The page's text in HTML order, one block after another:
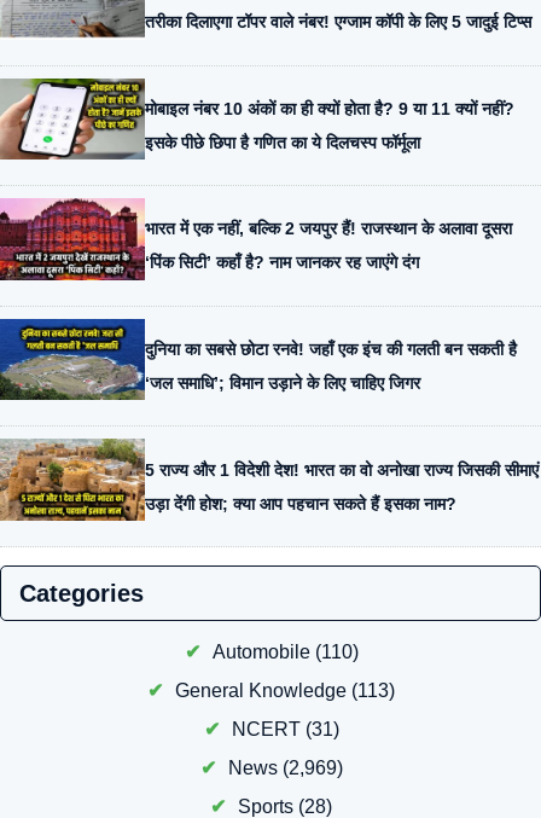
तरीका दिलाएगा टॉपर वाले नंबर! एग्जाम कॉपी के लिए 5 जादुई टिप्स
मोबाइल नंबर 10 अंकों का ही क्यों होता है? 9 या 11 क्यों नहीं?
इसके पीछे छिपा है गणित का ये दिलचस्प फॉर्मूला
भारत में एक नहीं, बल्कि 2 जयपुर हैं! राजस्थान के अलावा दूसरा
‘पिंक सिटी’ कहाँ है? नाम जानकर रह जाएंगे दंग
दुनिया का सबसे छोटा रनवे! जहाँ एक इंच की गलती बन सकती है
‘जल समाधि’; विमान उड़ाने के लिए चाहिए जिगर
5 राज्य और 1 विदेशी देश! भारत का वो अनोखा राज्य जिसकी सीमाएं
उड़ा देंगी होश; क्या आप पहचान सकते हैं इसका नाम?
Categories
Automobile(110)
General Knowledge (113)
NCERT(31)
News(2,969)
Sports (28)